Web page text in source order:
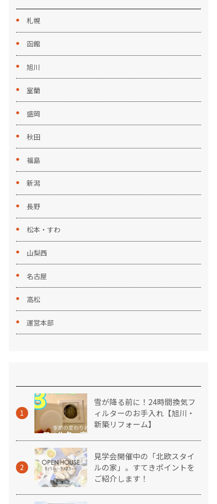
札幌
函館
旭川
室蘭
盛岡
秋田
福島
新潟
長野
松本・すわ
山梨西
名古屋
高松
運営本部
1
雪が降る前に！24時間換気フ
ィルターのお手入れ【旭川・
新築リフォーム】
2
見学会開催中の「北欧スタイ
ルの家」。すてきポイントを
ご紹介します！